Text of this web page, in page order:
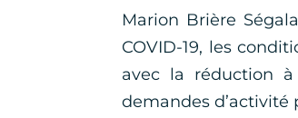
Marion Brière
COVID-19, les
avec la réduction
demandes d’activité